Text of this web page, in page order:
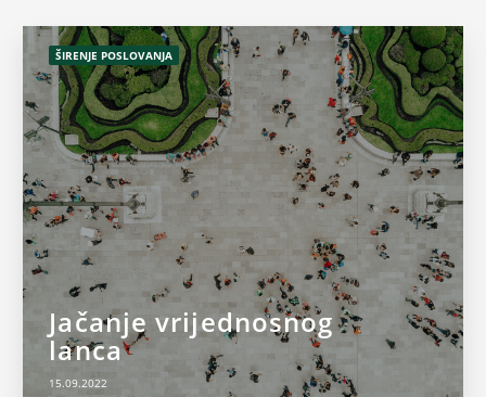
ŠIRENJE POSLOVANJA
Jačanje vrijednosnog
lanca
15.09.2022